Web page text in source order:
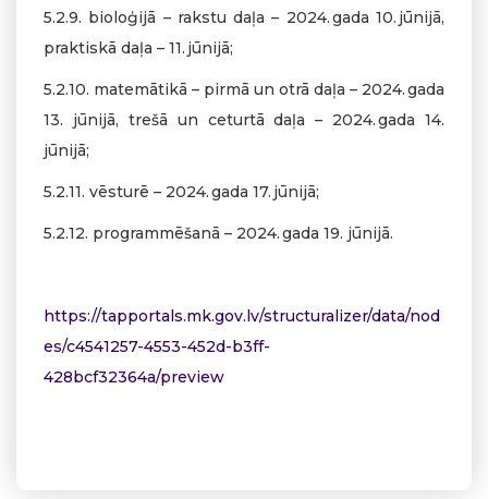
5.2.9. bioloģijā – rakstu daļa – 2024. gada 10. jūnijā,
praktiskā daļa – 11. jūnijā;
5.2.10. matemātikā – pirmā un otrā daļa – 2024. gada
13. jūnijā, trešā un ceturtā daļa – 2024. gada 14.
jūnijā;
5.2.11. vēsturē – 2024. gada 17. jūnijā;
5.2.12. programmēšanā – 2024. gada 19. jūnijā.
https://tapportals.mk.gov.lv/structuralizer/data/nod
es/c4541257-4553-452d-b3ff-
428bcf32364a/preview